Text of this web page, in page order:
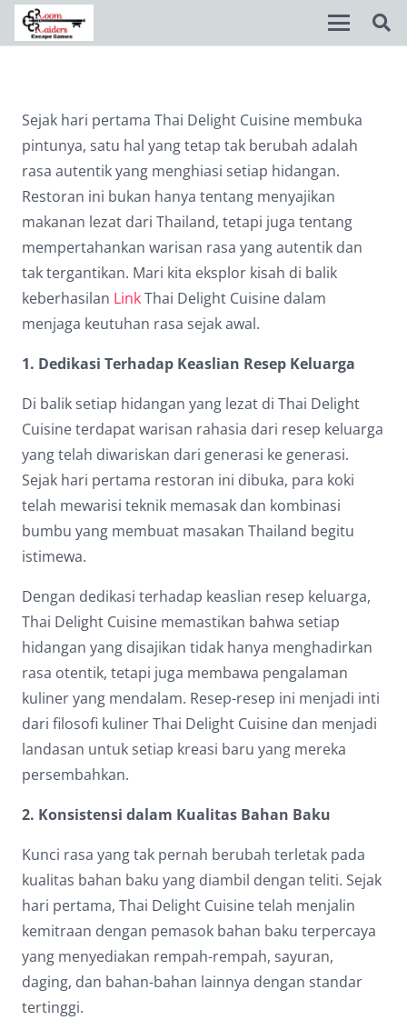
Sejak hari pertama Thai Delight Cuisine membuka
pintunya, satu hal yang tetap tak berubah adalah
rasa autentik yang menghiasi setiap hidangan.
Restoran ini bukan hanya tentang menyajikan
makanan lezat dari Thailand, tetapi juga tentang
mempertahankan warisan rasa yang autentik dan
tak tergantikan. Mari kita eksplor kisah di balik
keberhasilan LinkThai Delight Cuisine dalam
menjaga keutuhan rasa sejak awal.
1. Dedikasi Terhadap Keaslian Resep Keluarga
Di balik setiap hidangan yang lezat di Thai Delight
Cuisine terdapat warisan rahasia dari resep keluarga
yang telah diwariskan dari generasi ke generasi.
Sejak hari pertama restoran ini dibuka, para koki
telah mewarisi teknik memasak dan kombinasi
bumbu yang membuat masakan Thailand begitu
istimewa.
Dengan dedikasi terhadap keaslian resep keluarga,
Thai Delight Cuisine memastikan bahwa setiap
hidangan yang disajikan tidak hanya menghadirkan
rasa otentik, tetapi juga membawa pengalaman
kuliner yang mendalam. Resep-resep ini menjadi inti
dari filosofi kuliner Thai Delight Cuisine dan menjadi
landasan untuk setiap kreasi baru yang mereka
persembahkan.
2. Konsistensi dalam Kualitas Bahan Baku
Kunci rasa yang tak pernah berubah terletak pada
kualitas bahan baku yang diambil dengan teliti. Sejak
hari pertama, Thai Delight Cuisine telah menjalin
kemitraan dengan pemasok bahan baku terpercaya
yang menyediakan rempah-rempah, sayuran,
daging, dan bahan-bahan lainnya dengan standar
tertinggi.
title Mark headings
Background Color
zoom_out Zoom out
Zoom in
remove_circle_outline Decrease font
Increase font
Dark contrast
format_underlined Underline links
Mark links
Reset
cached